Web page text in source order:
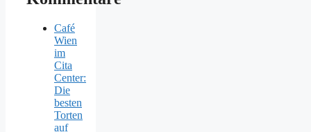
Café
Wien
im
Cita
Center:
Die
besten
Torten
auf